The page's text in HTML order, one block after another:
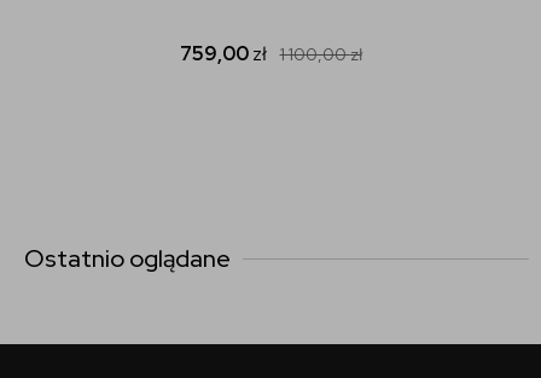
759,00zł 1 100,00zł
Ostatnio oglądane